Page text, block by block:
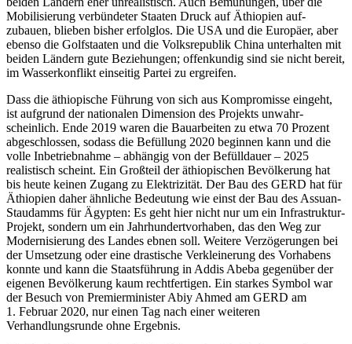
Mobilisierung ver­bündeter Staaten Druck auf Äthiopien auf­
zubauen, blieben bisher erfolglos. Die USA und die Europäer, aber
ebenso die Golf­staaten und die Volksrepublik China unter­halten mit
beiden Ländern gute Bezie­hun­gen; offen­kundig sind sie nicht bereit,
im Wasserkonflikt einseitig Partei zu ergreifen.
Dass die äthiopische Führung von sich aus Kompromisse eingeht,
ist aufgrund der nationalen Dimension des Projekts un­wahr­
scheinlich. Ende 2019 waren die Bauarbeiten zu etwa 70 Prozent
abgeschlossen, so­dass die Befüllung 2020 beginnen kann und die
volle Inbetriebnahme – abhängig von der Befüll­dauer – 2025
realistisch scheint. Ein Groß­teil der äthiopischen Bevölkerung hat
bis­ heute keinen Zugang zu Elektrizität. Der Bau des GERD hat für
Äthiopien daher ähnliche Bedeutung wie einst der Bau des Assuan-
Staudamms für Ägypten: Es geht hier nicht nur um ein Infrastruktur-
Projekt, sondern um ein Jahrhundertvorhaben, das den Weg zur
Modernisierung des Landes ebnen soll. Weitere Verzögerungen bei
der Umsetzung oder eine drastische Verkleinerung des Vorhabens
konnte und kann die Staatsführung in Addis Abeba gegenüber der
eigenen Bevölkerung kaum rechtfertigen. Ein starkes Symbol war
der Besuch von Premierminister Abiy Ahmed am GERD am
1. Februar 2020, nur einen Tag nach einerweiteren
Verhandlungsrunde ohne Ergebnis.